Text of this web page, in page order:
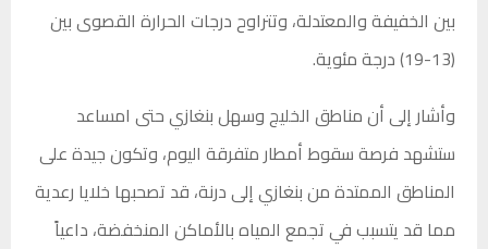
بين الخفيفة والمعتدلة، وتتراوح درجات الحرارة القصوى بين
(13-19) درجة مئوية.
وأشار إلى أن مناطق الخليج وسهل بنغازي حتى امساعد
ستشهد فرصة سقوط أمطار متفرقة اليوم، وتكون جيدة على
المناطق الممتدة من بنغازي إلى درنة، قد تصحبها خلايا رعدية
مما قد يتسبب في تجمع المياه بالأماكن المنخفضة، داعياً